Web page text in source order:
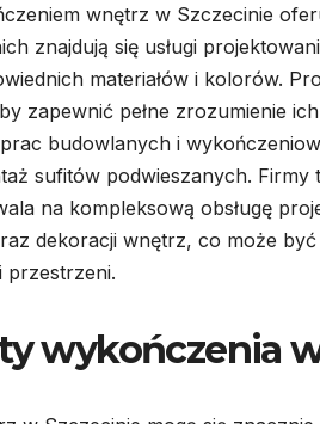
wnętrz w Szczecinie
znajdują się usługi
materiałów i kolorów.
zapewnić pełne zrozumienie
budowlanych i
sufitów podwieszanych.
na kompleksową obsługę
dekoracji wnętrz, co może
przestrzeni.
wykończenia